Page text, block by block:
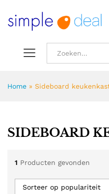
Home » Sideboard
SIDEBOARD
1 Producten gevonden
Sorteer op populariteit